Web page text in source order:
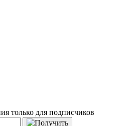
только для подписчиков